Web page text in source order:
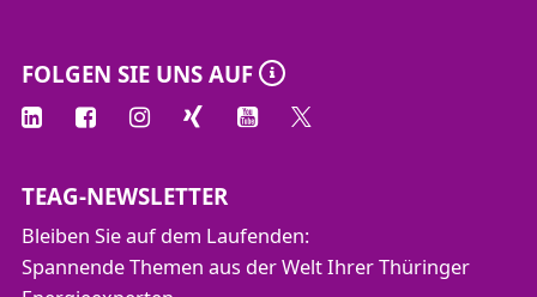
FOLGEN SIE UNS AUF
TEAG-NEWSLETTER
Bleiben Sie auf dem Laufenden:
Spannende Themen aus der Welt Ihrer Thüringer